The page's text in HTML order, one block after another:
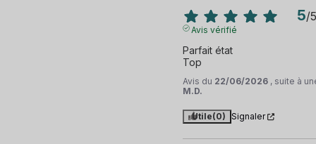
5/5
Avis vérifié
Parfait état
Top
Avis du 22/06/2026 , suite à
M.D.
Utile(0) Signaler